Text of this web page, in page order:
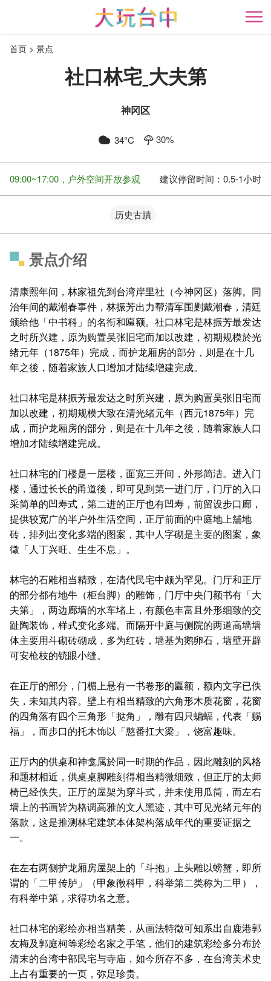
开
首页 景点
社口林宅ˍ大夫第
神冈区
34°C 30%
09:00~17:00，户外空间开放参观 建议停留时间： 0.5-1小时
历史古蹟
景点介绍
清康熙年间，林家祖先到台湾岸里社（今神冈区）落脚。同
治年间的戴潮春事件，林振芳出力帮清军围剿戴潮春，清廷
颁给他「中书科」的名衔和匾额。社口林宅是林振芳最发达
之时所兴建，原为购置吴张旧宅而加以改建，初期规模於光
绪元年（1875年）完成，而护龙厢房的部分，则是在十几
年之後，随着家族人口增加才陆续增建完成。
社口林宅是林振芳最发达之时所兴建，原为购置吴张旧宅而
加以改建，初期规模大致在清光绪元年（西元1875年）完
成，而护龙厢房的部分，则是在十几年之後，随着家族人口
增加才陆续增建完成。
社口林宅的门楼是一层楼，面宽三开间，外形简洁。进入门
楼，通过长长的甬道後，即可见到第一进门厅，门厅的入口
采简单的凹寿式，第二进的正厅也有凹寿，前留设步口廊，
提供较宽广的半户外生活空间，正厅前面的中庭地上舖地
砖，排列出变化多端的图案，其中人字砌是主要的图案，象
徵「人丁兴旺、生生不息」。
林宅的石雕相当精致，在清代民宅中颇为罕见。门厅和正厅
的部分都有地牛（柜台脚）的雕饰，门厅中央门额书有「大
夫第」，两边廊墙的水车堵上，有颜色丰富且外形细致的交
趾陶装饰，样式变化多端。而隔开中庭与侧院的两道高墙墙
体主要用斗砌砖砌成，多为红砖，墙基为鹅卵石，墙壁开辟
可安枪枝的铳眼小缝。
在正厅的部分，门楣上悬有一书卷形的匾额，额内文字已佚
失，未知其内容。壁上有相当精致的六角形木质花窗，花窗
的四角落有四个三角形「挞角」，雕有四只蝙蝠，代表「赐
福」，而步口的托木饰以「憨番扛大梁」，饶富趣味。
正厅内的供桌和神龛属於同一时期的作品，因此雕刻的风格
和题材相近，供桌桌脚雕刻得相当精微细致，但正厅的太师
椅已经佚失。正厅的屋架为穿斗式，并未使用瓜筒，而左右
墙上的书画皆为格调高雅的文人黑迹，其中可见光绪元年的
落款，这是推测林宅建筑本体架构落成年代的重要证据之
一。
在左右两侧护龙厢房屋架上的「斗抱」上头雕以螃蟹，即所
谓的「二甲传胪」（甲象徵科甲，科举第二类称为二甲），
有科举中第，求得功名之意。
社口林宅的彩绘亦相当精美，从画法特徵可知系出自鹿港郭
友梅及郭庭柯等彩绘名家之手笔，他们的建筑彩绘多分布於
清末的台湾中部民宅与寺庙，如今所存不多，在台湾美术史
上占有重要的一页，弥足珍贵。